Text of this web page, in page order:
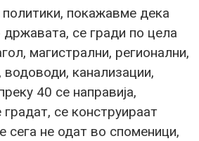
покажавме дека
се гради по цела
магистрални, регионални,
канализации,
40 се направија,
се конструираат
сега не одат во споменици,